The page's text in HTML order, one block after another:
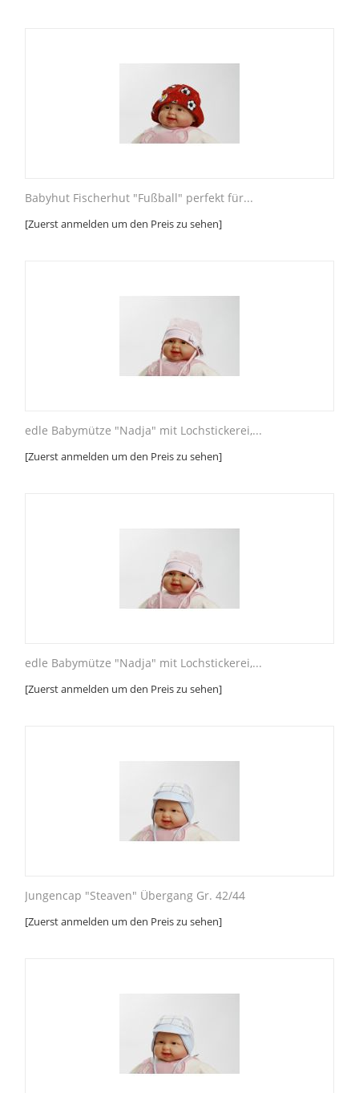
Babyhut Fischerhut "Fußball" perfekt für...
[Zuerst anmelden um den Preis zu sehen]
edle Babymütze "Nadja" mit Lochstickerei,...
[Zuerst anmelden um den Preis zu sehen]
edle Babymütze "Nadja" mit Lochstickerei,...
[Zuerst anmelden um den Preis zu sehen]
Jungencap "Steaven" Übergang Gr. 42/44
[Zuerst anmelden um den Preis zu sehen]